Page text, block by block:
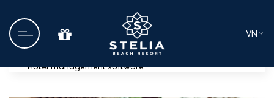
VN
Hotel management software